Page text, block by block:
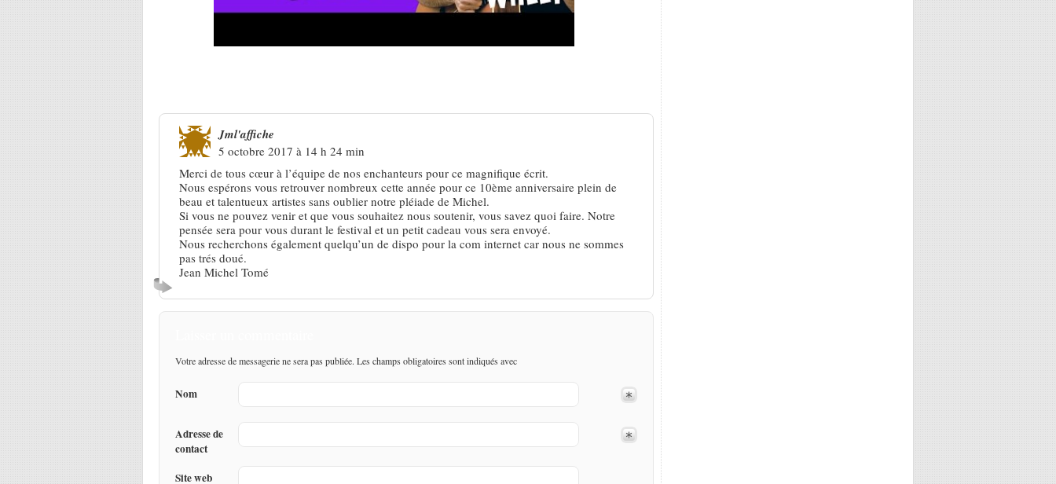
Jml'affiche
5 octobre 2017 à 14 h 24 min
Merci de tous cœur à l’équipe de nos enchanteurs pour ce magnifique écrit.
Nous espérons vous retrouver nombreux cette année pour ce 10ème anniversaire plein de
beau et talentueux artistes sans oublier notre pléiade de Michel.
Si vous ne pouvez venir et que vous souhaitez nous soutenir, vous savez quoi faire. Notre
pensée sera pour vous durant le festival et un petit cadeau vous sera envoyé.
Nous recherchons également quelqu’un de dispo pour la com internet car nous ne sommes
pas trés doué.
Jean Michel Tomé
Votre adresse de messagerie ne sera pas publiée. Les champs obligatoires sont indiqués avec
Nom
Adresse de
contact
Site web